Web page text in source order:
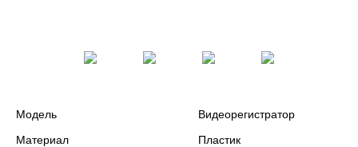
Модель
Видеорегистратор
Материал
Пластик